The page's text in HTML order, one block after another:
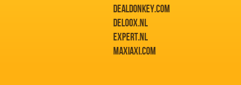
DEALDONKEY.COM
DELOOX.NL
EXPERT.NL
MAXIAXI.COM